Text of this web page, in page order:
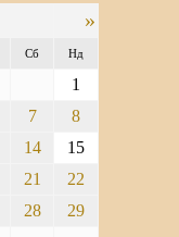
»
Сб Нд
1
7
8
14
15
21
22
28
29